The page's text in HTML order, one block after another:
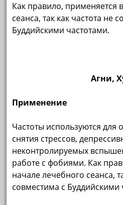
Как правило, применяется
сеанса, так как частота не
Буддийскими частотами.
Агни,
Применение
Частоты используются
снятия стрессов,
неконтролируемых
работе с фобиями. Как
начале лечебного сеанса,
совместима с Буддийскими